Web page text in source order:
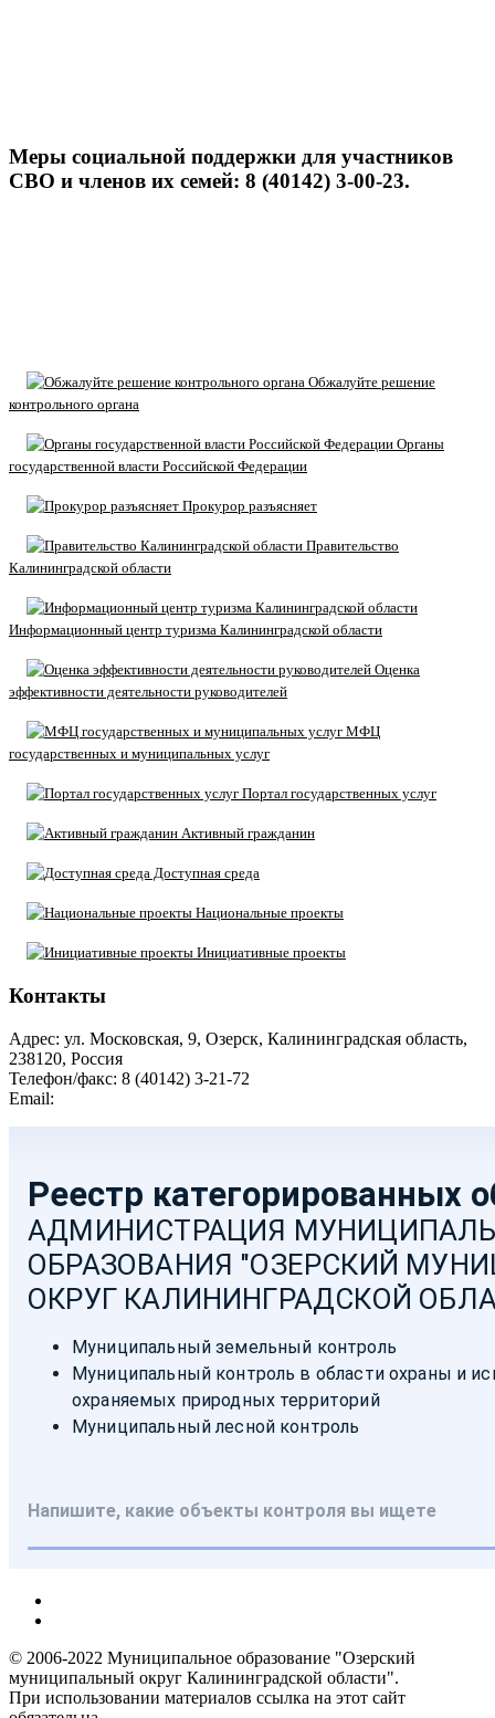
Меры социальной поддержки для участников
СВО и членов их семей: 8 (40142) 3-00-23.
Обжалуйте решение
контрольного органа
Органы
государственной власти Российской Федерации
Прокурор разъясняет
Правительство
Калининградской области
Информационный центр туризма Калининградской области
Оценка
эффективности деятельности руководителей
МФЦ
государственных и муниципальных услуг
Портал государственных услуг
Активный гражданин
Доступная среда
Национальные проекты
Инициативные проекты
Контакты
Адрес: ул. Московская, 9, Озерск, Калининградская область,
238120, Россия
Телефон/факс: 8 (40142) 3-21-72
Email:
© 2006-2022 Муниципальное образование "Озерский
муниципальный округ Калининградской области".
При использовании материалов ссылка на этот сайт